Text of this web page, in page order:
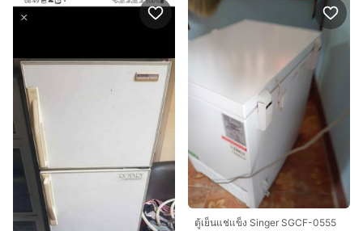
ตู้เย็นแช่แข็ง Singer SGCF-0555